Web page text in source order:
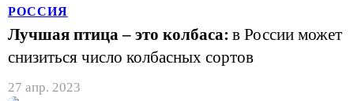
РОССИЯ
Лучшая птица – это колбаса: в России может
снизиться число колбасных сортов
27 апр. 2023